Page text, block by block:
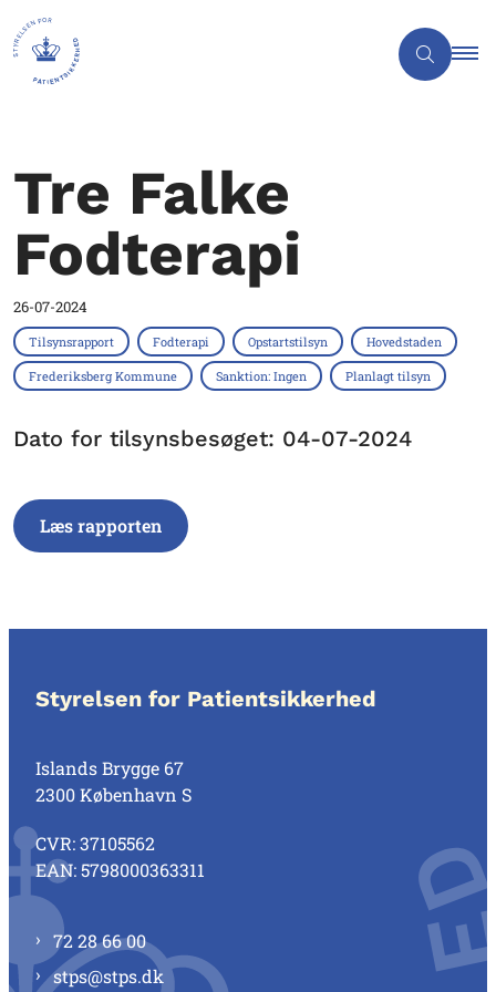
Tre Falke
Fodterapi
26-07-2024
Tilsynsrapport Fodterapi Opstartstilsyn Hovedstaden
Frederiksberg Kommune Sanktion: Ingen Planlagt tilsyn
Dato for tilsynsbesøget: 04-07-2024
Læs rapporten
Styrelsen for Patientsikkerhed
Islands Brygge 67
2300 København S
CVR: 37105562
EAN: 5798000363311
72 28 66 00
stps@stps.dk